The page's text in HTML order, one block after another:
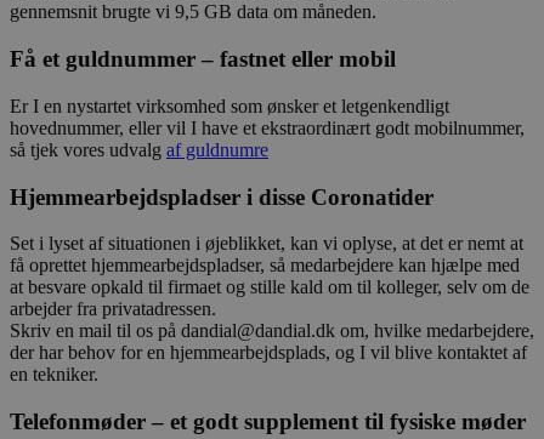
gennemsnit brugte vi 9,5 GB data om måneden.
Få et guldnummer – fastnet eller mobil
Er I en nystartet virksomhed som ønsker et letgenkendligt
hovednummer, eller vil I have et ekstraordinært godt mobilnummer,
så tjek vores udvalg af guldnumre
Hjemmearbejdspladser i disse Coronatider
Set i lyset af situationen i øjeblikket, kan vi oplyse, at det er nemt at
få oprettet hjemmearbejdspladser, så medarbejdere kan hjælpe med
at besvare opkald til firmaet og stille kald om til kolleger, selv om de
arbejder fra privatadressen.
Skriv en mail til os på dandial@dandial.dk om, hvilke medarbejdere,
der har behov for en hjemmearbejdsplads, og I vil blive kontaktet af
en tekniker.
Telefonmøder – et godt supplement til fysiske møder